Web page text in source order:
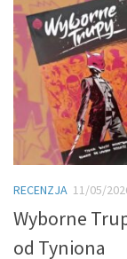
RECENZJA 11/05/
Wyborne
od Tyniona